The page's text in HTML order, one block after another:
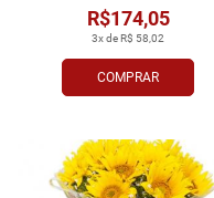
COMPRAR
3x de R$ 58,02
R$174,05